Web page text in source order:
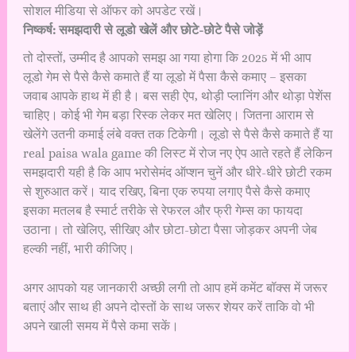
सोशल मीडिया से ऑफर को अपडेट रखें।
निष्कर्ष: समझदारी से लूडो खेलें और छोटे-छोटे पैसे जोड़ें
तो दोस्तों, उम्मीद है आपको समझ आ गया होगा कि 2025 में भी आप
लूडो गेम से पैसे कैसे कमाते हैं या लूडो में पैसा कैसे कमाए – इसका
जवाब आपके हाथ में ही है। बस सही ऐप, थोड़ी प्लानिंग और थोड़ा पेशेंस
चाहिए। कोई भी गेम बड़ा रिस्क लेकर मत खेलिए। जितना आराम से
खेलेंगे उतनी कमाई लंबे वक्त तक टिकेगी। लूडो से पैसे कैसे कमाते हैं या
real paisa wala game की लिस्ट में रोज नए ऐप आते रहते हैं लेकिन
समझदारी यही है कि आप भरोसेमंद ऑप्शन चुनें और धीरे-धीरे छोटी रकम
से शुरुआत करें। याद रखिए, बिना एक रुपया लगाए पैसे कैसे कमाए
इसका मतलब है स्मार्ट तरीके से रेफरल और फ्री गेम्स का फायदा
उठाना। तो खेलिए, सीखिए और छोटा-छोटा पैसा जोड़कर अपनी जेब
हल्की नहीं, भारी कीजिए।
अगर आपको यह जानकारी अच्छी लगी तो आप हमें कमेंट बॉक्स में जरूर
बताएं और साथ ही अपने दोस्तों के साथ जरूर शेयर करें ताकि वो भी
अपने खाली समय में पैसे कमा सकें।